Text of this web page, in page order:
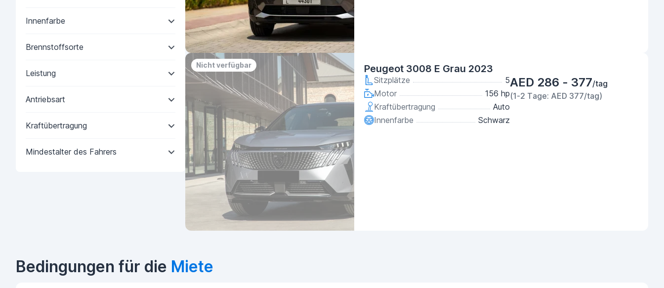
Innenfarbe
Brennstoffsorte
Leistung
Antriebsart
Kraftübertragung
Mindestalter des Fahrers
Nicht verfügbar Peugeot 3008 E Grau 2023
Sitzplätze
5
Motor
156 hp
Kraftübertragung
Auto
Innenfarbe
Schwarz
AED 286 - 377/tag
(1-2 Tage: AED 377/tag)
Bedingungen für die Miete